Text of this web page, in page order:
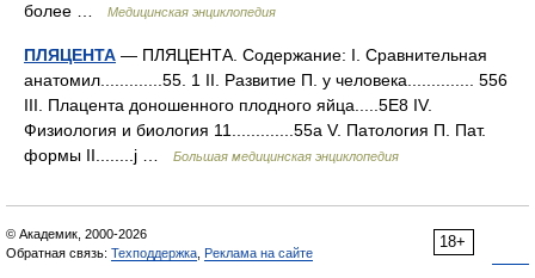
более …
Медицинская энциклопедия
ПЛЯЦЕНТА — ПЛЯЦЕНТА. Содержание: I. Сравнительная
анатомил.............55. 1 II. Развитие П. у человека.............. 556
III. Плацента доношенного плодного яйца.....5Е8 IV.
Физиология и биология 11.............55а V. Патология П. Пат.
формы II........j …
Большая медицинская энциклопедия
18+
© Академик, 2000-2026
Обратная связь: Техподдержка Реклама на сайте